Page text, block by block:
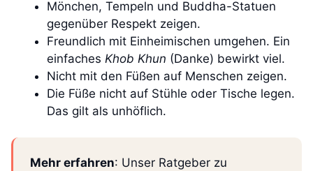
Mönchen, Tempeln und Buddha-Statuen
gegenüber Respekt zeigen.
Freundlich mit Einheimischen umgehen. Ein
einfaches Khob Khun (Danke) bewirkt viel.
Nicht mit den Füßen auf Menschen zeigen.
Die Füße nicht auf Stühle oder Tische legen.
Das gilt als unhöflich.
Mehr erfahren: Unser Ratgeber zu